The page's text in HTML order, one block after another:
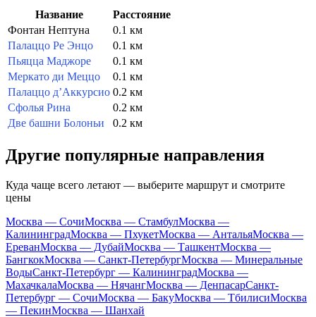
Название
Расстояние
Фонтан Нептуна
0.1 км
Палаццо Ре Энцо
0.1 км
Пьяцца Маджоре
0.1 км
Меркато ди Меццо
0.1 км
Палаццо д’Аккурсио 0.2 км
Сфолья Рина
0.2 км
Две башни Болоньи
0.2 км
Другие популярные направления
Куда чаще всего летают — выберите маршрут и смотрите
цены
Москва — СочиМосква — СтамбулМосква —
КалининградМосква — ПхукетМосква — АнтальяМосква —
ЕреванМосква — ДубайМосква — ТашкентМосква —
БангкокМосква — Санкт-ПетербургМосква — Минеральные
ВодыСанкт-Петербург — КалининградМосква —
МахачкалаМосква — НячангМосква — ДенпасарСанкт-
Петербург — СочиМосква — БакуМосква — ТбилисиМосква
— ПекинМосква — Шанхай